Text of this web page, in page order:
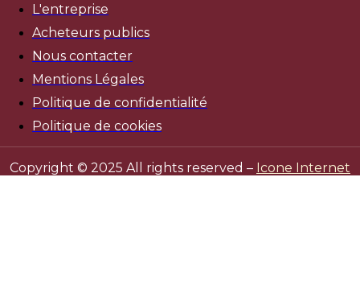
L'entreprise
Acheteurs publics
Nous contacter
Mentions Légales
Politique de confidentialité
Politique de cookies
Copyright © 2025 All rights reserved – Icone Internet